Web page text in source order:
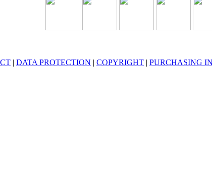
| DATA PROTECTION | COPYRIGHT | PURCHASING